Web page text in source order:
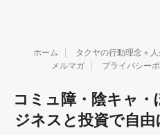
ホーム タクヤの行動理念＋
メルマガ
プライバシー
コミュ障・陰キャ
ジネスと投資で自